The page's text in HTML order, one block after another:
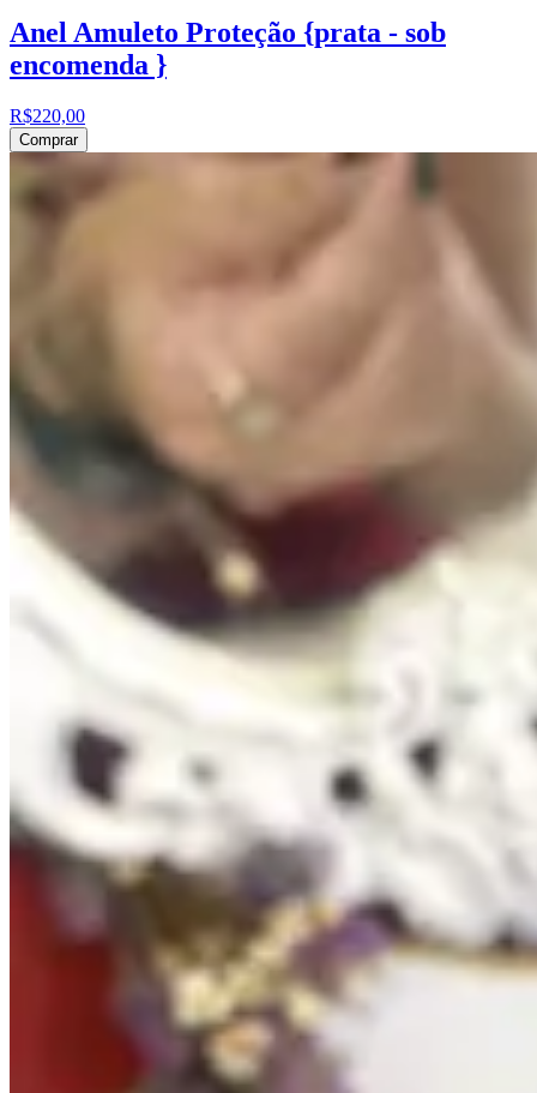
Anel Amuleto Proteção {prata - sob
encomenda }
R$220,00
Comprar